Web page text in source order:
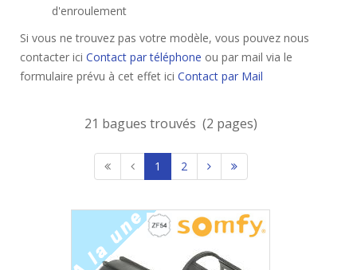
d'enroulement
Si vous ne trouvez pas votre modèle, vous pouvez nous
contacter ici Contact par téléphone ou par mail via le
formulaire prévu à cet effet ici Contact par Mail
21 bagues trouvés (2 pages)
1 2